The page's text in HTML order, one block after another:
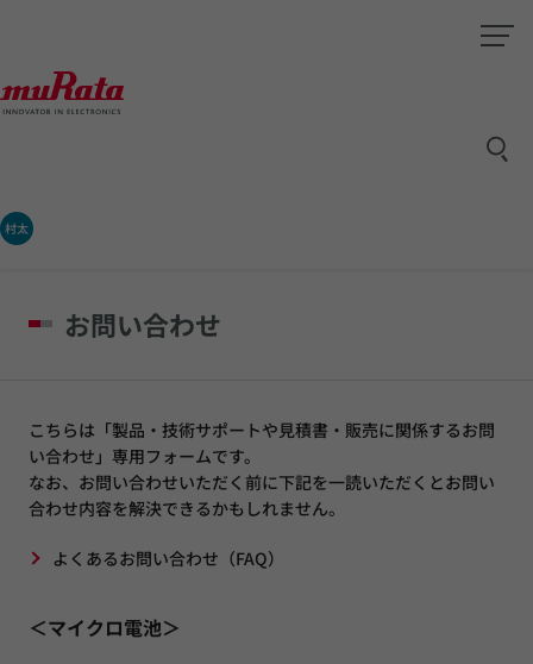
村太
お問い合わせ
こちらは「製品・技術サポートや見積書・販売に関係するお問
い合わせ」専用フォームです。
なお、お問い合わせいただく前に下記を一読いただくとお問い
合わせ内容を解決できるかもしれません。
よくあるお問い合わせ（FAQ）
＜マイクロ電池＞